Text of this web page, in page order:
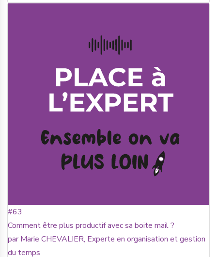
#63
Comment être plus productif avec sa boite mail ?
par Marie CHEVALIER, Experte en organisation et gestion
du temps